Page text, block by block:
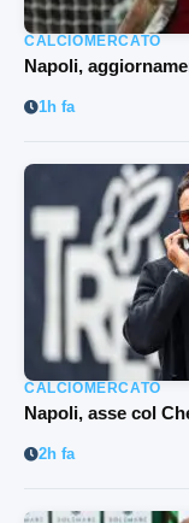
CALCIOMERCATO
Napoli,
1h fa
CALCIOMERCATO
Napoli, asse col
2h fa